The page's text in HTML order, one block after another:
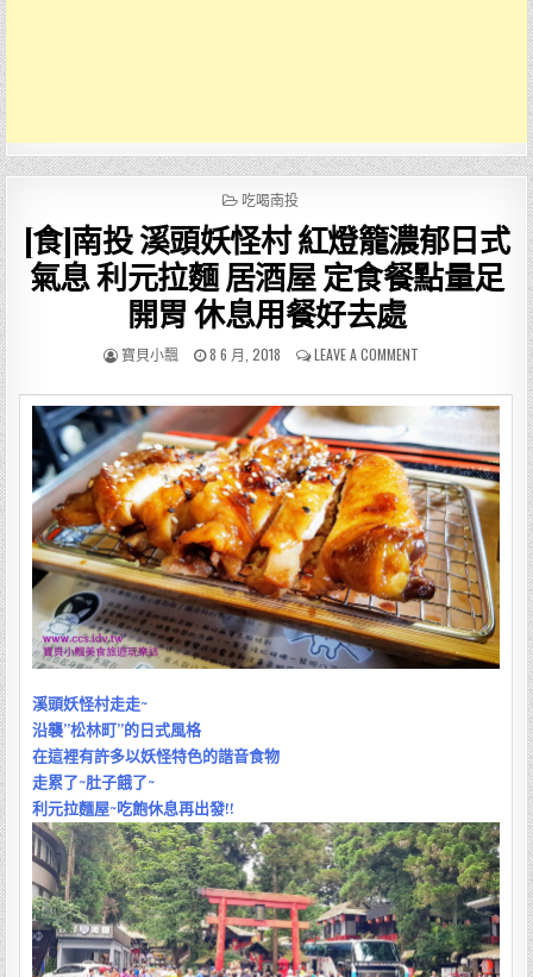
POSTED
吃喝南投
[食]南投 溪頭妖怪村 紅燈籠濃郁日式
氣息 利元拉麵 居酒屋 定食餐點量足
開胃 休息用餐好去處
AUTHOR:
寶貝小飄
PUBLISHED
8 6 月, 2018 LEAVE A COMMENTON
南
頭
妖
怪
村
紅
燈
籠
濃
郁
日
式
酒
屋
定
食
餐
點
量
足
溪頭妖怪村走走~
沿襲”松林町”的日式風格
在這裡有許多以妖怪特色的諧音食物
走累了~肚子餓了~
利元拉麵屋~吃飽休息再出發!!